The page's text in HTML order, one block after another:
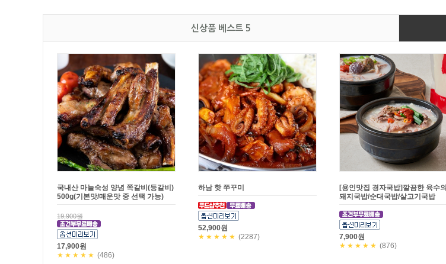
신상품 베스트 5
[문꼼꼼]BAS 캡슐형 세탁조 클리너
(20개입)
★수목금 3일만! 29,200원 할인!
공구한정판매!
49,000원
19,800원
[문꼼꼼]제주흑돼지 연탄불고기 2종
★8/9 일요일까지만! 3일만! 5,800원
할인! 공구한정판매!
35,600원
[배꼽집]수요미식회 한우 안동국밥
37,900원
★★★★★ (229)